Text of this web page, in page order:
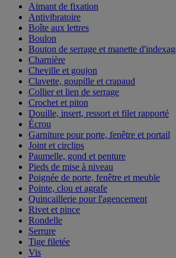
Aimant de fixation
Antivibratoire
Boîte aux lettres
Boulon
Bouton de serrage et manette
Charnière
Cheville et goujon
Clavette, goupille et crapaud
Collier et lien de serrage
Crochet et piton
Douille, insert, ressort et filet rapporté
Écrou
Garniture pour porte, fenêtre et portail
Joint et circlips
Paumelle, gond et penture
Pieds de mise à niveau
Poignée de porte, fenêtre et meuble
Pointe, clou et agrafe
Quincaillerie pour l'agencement
Rivet et pince
Rondelle
Serrure
Tige filetée
Vis